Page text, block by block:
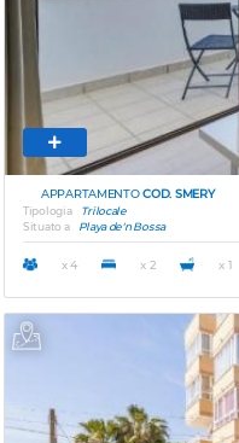
APPARTAMENTOCOD. SMERY
Tipologia
Trilocale
Situato a
Playa de'n Bossa
x 4 x 2 x 1